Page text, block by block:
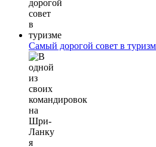
Самый дорогой совет в